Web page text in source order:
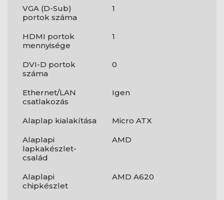
VGA (D-Sub)
portok száma
1
HDMI portok
mennyisége
1
DVI-D portok
száma
0
Ethernet/LAN
csatlakozás
Igen
Alaplap kialakítása
Micro ATX
Alaplapi
lapkakészlet-
család
AMD
Alaplapi
chipkészlet
AMD A620